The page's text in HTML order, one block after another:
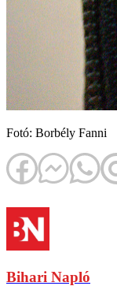
Fotó: Borbély Fanni
Bihari Napló